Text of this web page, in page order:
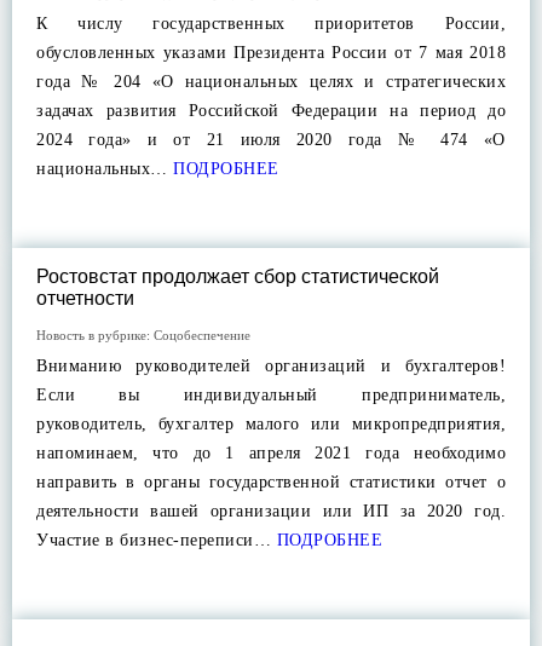
К числу государственных приоритетов России,
обусловленных указами Президента России от 7 мая 2018
года № 204 «О национальных целях и стратегических
задачах развития Российской Федерации на период до
2024 года» и от 21 июля 2020 года № 474 «О
национальных… ПОДРОБНЕЕ
Ростовстат продолжает сбор статистической
отчетности
Новость в рубрике: Соцобеспечение
Вниманию руководителей организаций и бухгалтеров!
Если вы индивидуальный предприниматель,
руководитель, бухгалтер малого или микропредприятия,
напоминаем, что до 1 апреля 2021 года необходимо
направить в органы государственной статистики отчет о
деятельности вашей организации или ИП за 2020 год.
Участие в бизнес-переписи… ПОДРОБНЕЕ